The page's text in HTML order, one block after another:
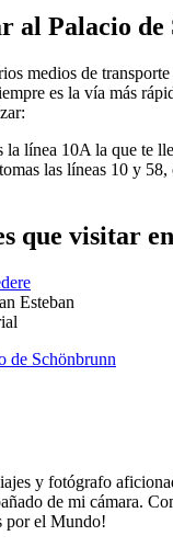
al Palacio de
medios de
es la vía más
la línea 10A la que te
las líneas 10 y
que visitar
Esteban
y fotógrafo
de mi cámara.
por el Mundo!